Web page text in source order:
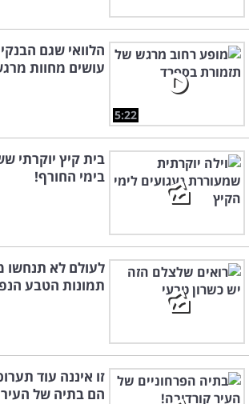
5:22
הלוואי שגם
עושים מחוות
בית קיץ יוקרתי
בימי החורף!
לעולם לא תנחשו
תמונות הטבע
זו איננה עוד
הם בתיה של העיר